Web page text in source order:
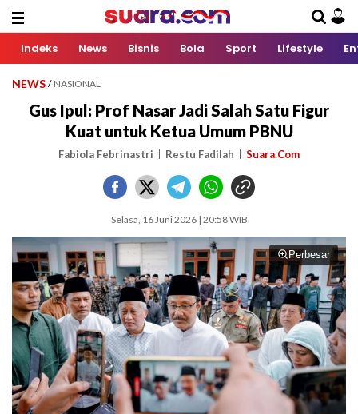
Indeks News Bisnis Bola Sport Lifestyle
NEWS / NASIONAL
Gus Ipul: Prof Nasar Jadi Salah Satu Figur
Kuat untuk Ketua Umum PBNU
Fabiola Febrinastri Restu Fadilah Suara.Com
Selasa, 16 Juni 2026 | 20:58 WIB
Perbesar